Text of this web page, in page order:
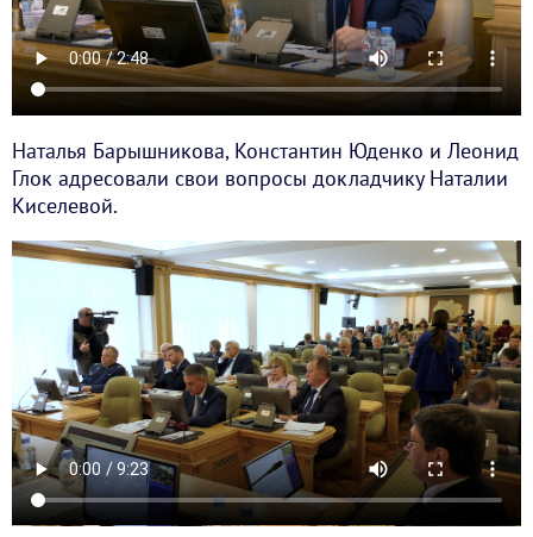
Наталья Барышникова, Константин Юденко и Леонид
Глок адресовали свои вопросы докладчику Наталии
Киселевой.